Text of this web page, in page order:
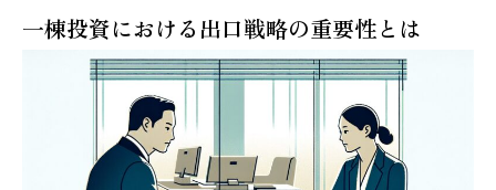
一棟投資における出口戦略の重要性とは